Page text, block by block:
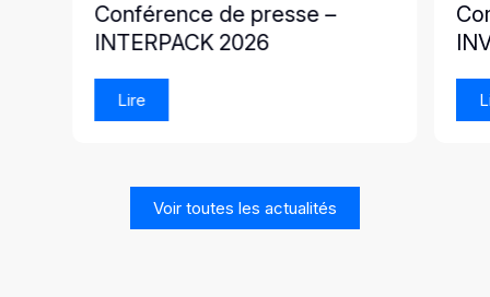
Conférence de presse –
INTERPACK 2026
Lire
Voir toutes les actualités